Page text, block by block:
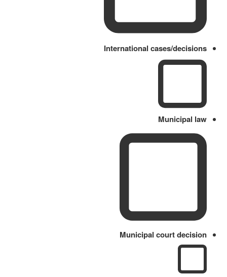
International cases/decisions
Municipal law
Municipal court decision